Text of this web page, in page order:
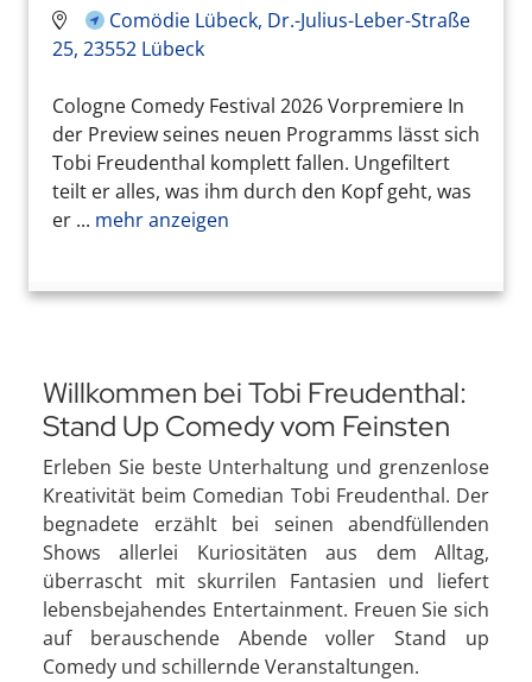
Comödie Lübeck, Dr.-Julius-Leber-Straße
25, 23552 Lübeck
Cologne Comedy Festival 2026 Vorpremiere In
der Preview seines neuen Programms lässt sich
Tobi Freudenthal komplett fallen. Ungefiltert
teilt er alles, was ihm durch den Kopf geht, was
er ... mehr anzeigen
Willkommen bei Tobi Freudenthal:
Stand Up Comedy vom Feinsten
Erleben Sie beste Unterhaltung und grenzenlose
Kreativität beim Comedian Tobi Freudenthal. Der
begnadete erzählt bei seinen abendfüllenden
Shows allerlei Kuriositäten aus dem Alltag,
überrascht mit skurrilen Fantasien und liefert
lebensbejahendes Entertainment. Freuen Sie sich
auf berauschende Abende voller Stand up
Comedy und schillernde Veranstaltungen.